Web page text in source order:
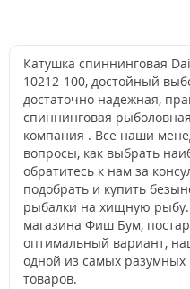
Катушкa спиннинговая
10212-100, достойный
достаточно надежная,
спиннинговая
компания . Все наши
вопросы, как выбрать
обратитесь к нам за
подобрать и купить
рыбалки на хищную
магазина Фиш Бум,
оптимальный вариант,
одной из самых
товаров.